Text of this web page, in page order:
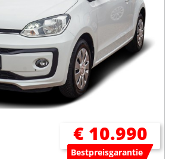
€ 10.990
Bestpreisgarantie